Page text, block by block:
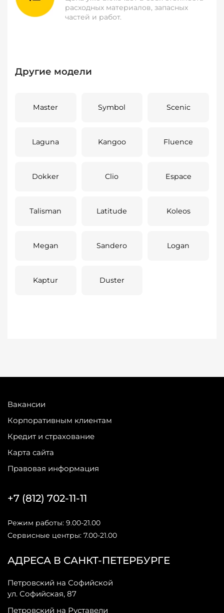
расходных материалов, запасных
частей и работ.
Другие модели
Master Symbol Scenic
Laguna Kangoo Fluence
Dokker Clio Espace
Talisman Latitude Koleos
Megan Sandero Logan
Kaptur Duster
Вакансии
Корпоративным клиентам
Кредит и страхование
Карта сайта
Правовая информация
АДРЕСА В САНКТ-ПЕТЕРБУРГЕ
Петровский на Софийской
ул. Софийская, 87
Петровский на Руставели
+7 (812) 702-11-11
Режим работы: 9.00-21.00
Сервисные центры: 7.00-21.00